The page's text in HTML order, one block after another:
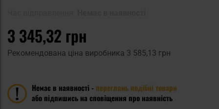
3 345,32 грн
Рекомендована ціна виробника 3 585,13 грн
Немає в наявності - переглянь подібні товари
або підпишись на сповіщення про наявність